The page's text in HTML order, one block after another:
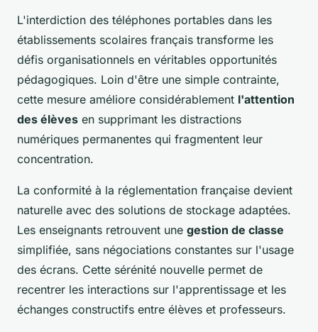
L'interdiction des téléphones portables dans les
établissements scolaires français transforme les
défis organisationnels en véritables opportunités
pédagogiques. Loin d'être une simple contrainte,
cette mesure améliore considérablement l'attention
des élèves en supprimant les distractions
numériques permanentes qui fragmentent leur
concentration.
La conformité à la réglementation française devient
naturelle avec des solutions de stockage adaptées.
Les enseignants retrouvent une gestion de classe
simplifiée, sans négociations constantes sur l'usage
des écrans. Cette sérénité nouvelle permet de
recentrer les interactions sur l'apprentissage et les
échanges constructifs entre élèves et professeurs.